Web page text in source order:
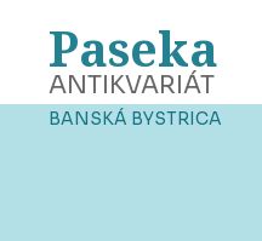
Paseka
ANTIKVARIÁT
BANSKÁ BYSTRICA